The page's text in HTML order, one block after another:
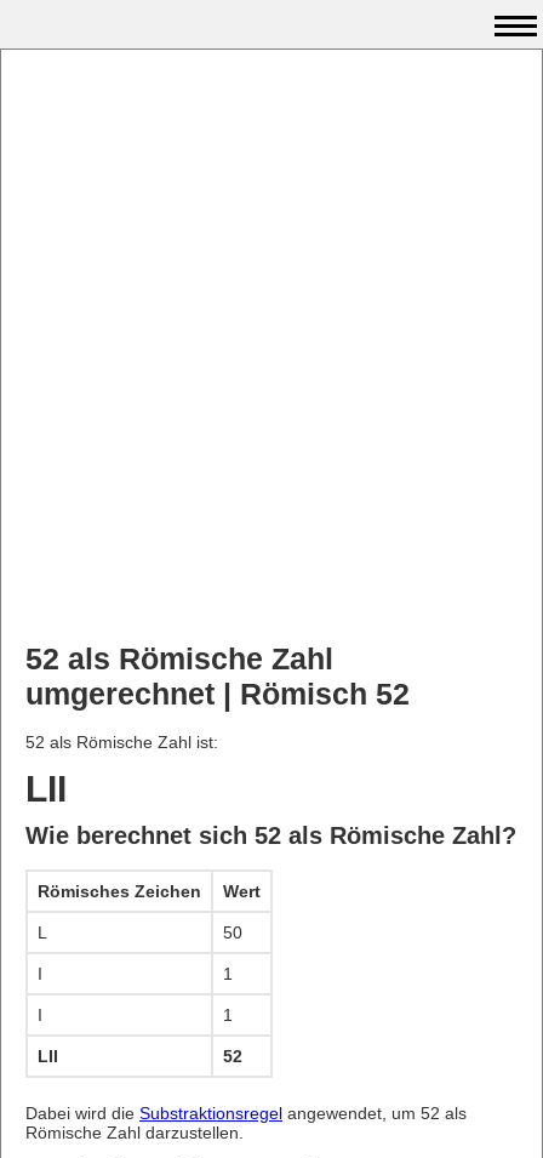
52 als Römische Zahl
umgerechnet | Römisch 52
52 als Römische Zahl ist:
LII
Wie berechnet sich 52 als Römische Zahl?
Römisches Zeichen Wert
L 50
I 1
I 1
LII 52
Dabei wird die Substraktionsregel angewendet, um 52 als
Römische Zahl darzustellen.